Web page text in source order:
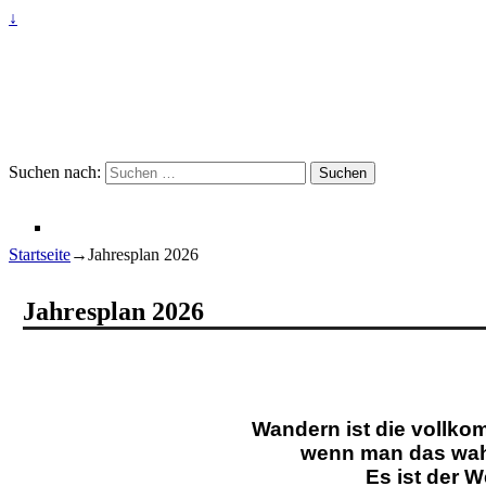
↓
Suchen nach:
Startseite→Jahresplan 2026
Jahresplan 2026
Wandern ist die
wenn man das wahre
Es ist der Weg in